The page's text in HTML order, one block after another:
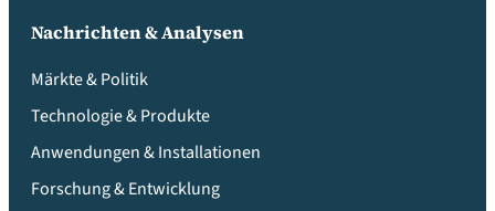
Nachrichten & Analysen
Märkte & Politik
Technologie & Produkte
Anwendungen & Installationen
Forschung & Entwicklung